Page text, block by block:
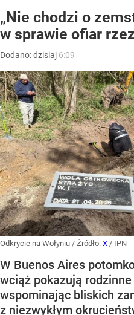
„Nie chodzi o
w sprawie ofiar
Dodano:dzisiaj 6:09
Odkrycie na Wołyniu / Źródło: X / IPN
W Buenos Aires
wciąż pokazują
wspominając bliskich
z niezwykłym